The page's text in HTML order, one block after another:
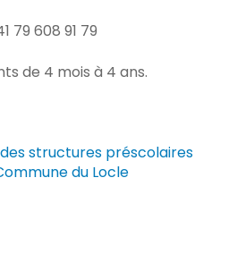
79 608 91 79
de 4 mois à 4 ans.
structures préscolaires
du Locle